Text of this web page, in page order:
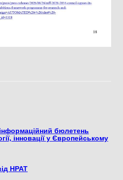
бюлетень
інновації у Європейському
НРАТ